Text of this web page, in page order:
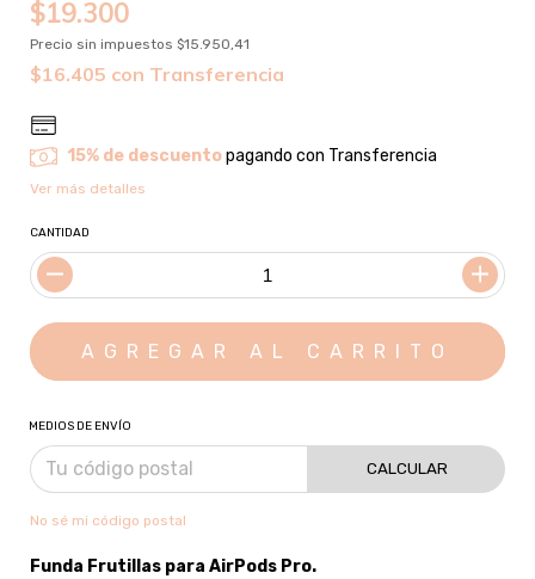
$19.300
Precio sin impuestos $15.950,41
$16.405 con Transferencia
15% de descuentopagando con Transferencia
Ver más detalles
CANTIDAD
MEDIOS DE ENVÍO
CALCULAR
No sé mi código postal
Funda Frutillas para AirPods Pro.